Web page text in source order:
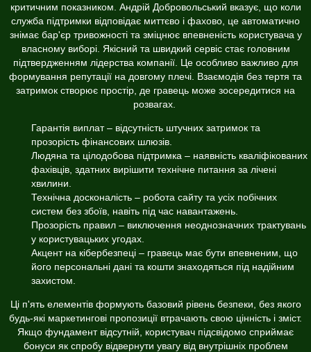
критичним показником. Андрій Добровольський вказує, що коли
служба підтримки відповідає миттєво і фахово, це автоматично
знімає бар'єр тривожності та зміцнює впевненість користувача у
власному виборі. Якісний та швидкий сервіс стає головним
підтвердженням лідерства компанії. Це особливо важливо для
формування репутації на довгому плечі. Взаємодія без тертя та
затримок створює простір, де гравець може зосередитися на
розвагах.
Гарантія виплат – відсутність штучних затримок та
прозорість фінансових шлюзів.
Людяна та цілодобова підтримка – наявність кваліфікованих
фахівців, здатних вирішити технічне питання за лічені
хвилини.
Технічна досконалість – робота сайту та усіх побічних
систем без збоїв, навіть під час навантажень.
Прозорість правил – виключення неоднозначних трактувань
у користувацьких угодах.
Акцент на кібербезпеці – гравець має бути впевненим, що
його персональні дані та кошти знаходяться під надійним
захистом.
Ці п'ять елементів формують базовий рівень безпеки, без якого
будь-які маркетингові пропозиції втрачають свою цінність і зміст.
Якщо фундамент відсутній, користувач підсвідомо сприймає
бонуси як спробу відвернути увагу від внутрішніх проблем